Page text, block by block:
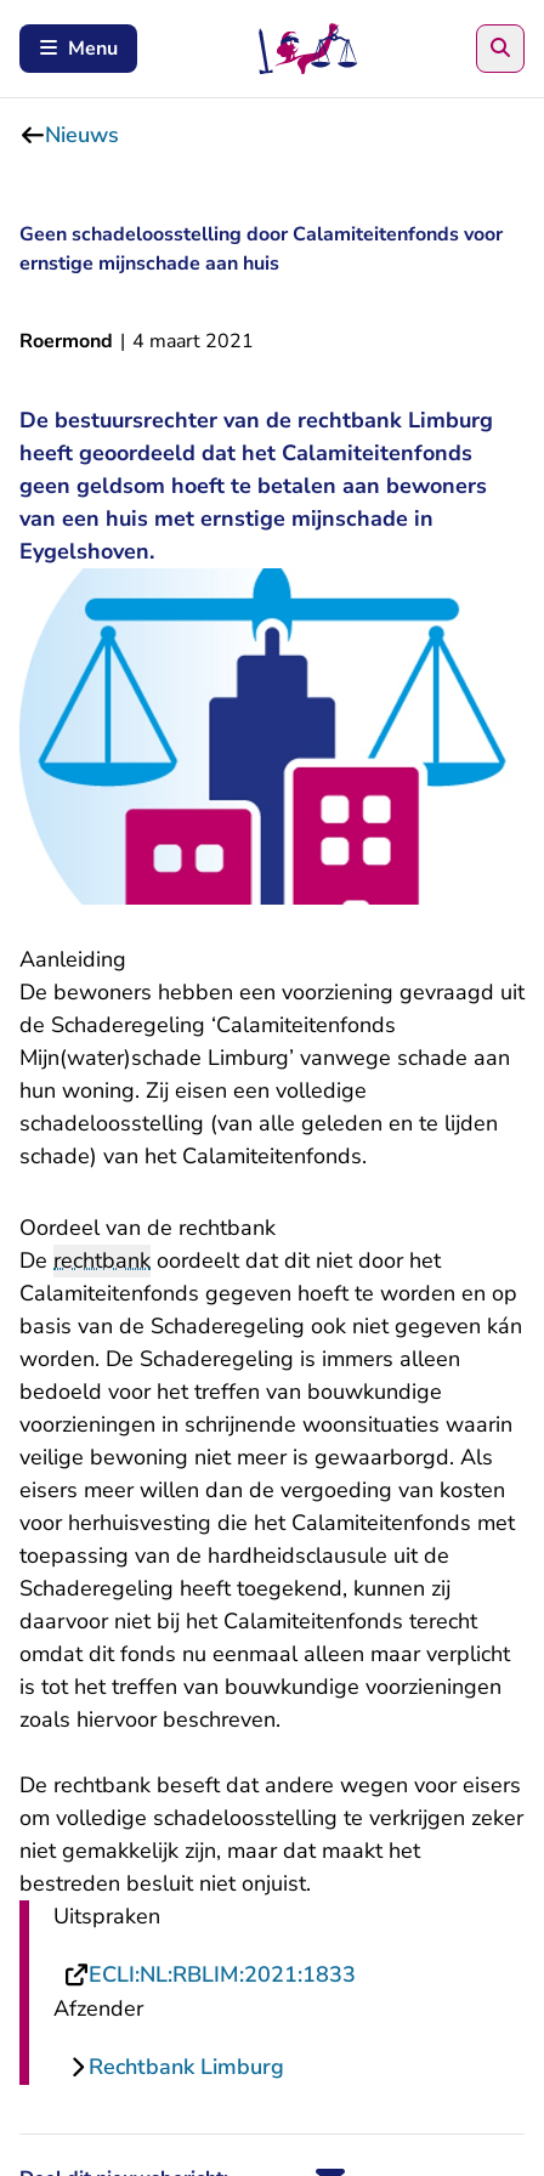
Menu
Nieuws
Geen schadeloosstelling door Calamiteitenfonds voor
ernstige mijnschade aan huis
Roermond | 4 maart 2021
De bestuursrechter van de rechtbank Limburg
heeft geoordeeld dat het Calamiteitenfonds
geen geldsom hoeft te betalen aan bewoners
van een huis met ernstige mijnschade in
Eygelshoven.
Aanleiding
De bewoners hebben een voorziening gevraagd uit
de Schaderegeling ‘Calamiteitenfonds
Mijn(water)schade Limburg’ vanwege schade aan
hun woning. Zij eisen een volledige
schadeloosstelling (van alle geleden en te lijden
schade) van het Calamiteitenfonds.
Oordeel van de rechtbank
De rechtbank oordeelt dat dit niet door het
Calamiteitenfonds gegeven hoeft te worden en op
basis van de Schaderegeling ook niet gegeven kán
worden. De Schaderegeling is immers alleen
bedoeld voor het treffen van bouwkundige
voorzieningen in schrijnende woonsituaties waarin
veilige bewoning niet meer is gewaarborgd. Als
eisers meer willen dan de vergoeding van kosten
voor herhuisvesting die het Calamiteitenfonds met
toepassing van de hardheidsclausule uit de
Schaderegeling heeft toegekend, kunnen zij
daarvoor niet bij het Calamiteitenfonds terecht
omdat dit fonds nu eenmaal alleen maar verplicht
is tot het treffen van bouwkundige voorzieningen
zoals hiervoor beschreven.
De rechtbank beseft dat andere wegen voor eisers
om volledige schadeloosstelling te verkrijgen zeker
niet gemakkelijk zijn, maar dat maakt het
bestreden besluit niet onjuist.
Uitspraken
ECLI:NL:RBLIM:2021:1833
Afzender
Rechtbank Limburg